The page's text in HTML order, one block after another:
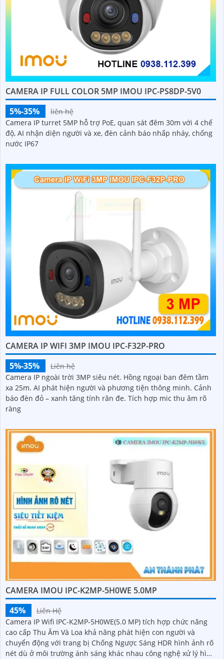
CAMERA IP FULL COLOR 5MP IMOU IPC-PS8DP-5V0
5%-35%
liên hệ
Camera IP turret 5MP hỗ trợ PoE, quan sát đêm 30m với 4 chế
độ, AI nhận diện người và xe, đèn cảnh báo nhấp nháy, chống
nước IP67
CAMERA IP WIFI 3MP IMOU IPC-F32P-PRO
5%-35%
Liên hệ
Camera IP ngoài trời 3MP siêu nét. Hồng ngoại ban đêm tầm
xa 25m. AI phát hiện người và phương tiện thông minh. Cảnh
báo đèn đỏ – xanh tăng tính răn đe. Tích hợp mic thu âm rõ
ràng
CAMERA IMOU IPC-K2MP-5H0WE 5.0MP
45%
Liên Hệ
Camera IP Wifi IPC-K2MP-5H0WE(5.0 MP) tích hợp chức năng
cao cấp Thu Âm Và Loa khả năng phát hiện con người và
chuyển động với trang bị Chống Ngược Sáng HDR hình ảnh rõ
nét dù ở môi trường ánh sáng khác nhau công nghệ xử lý hình